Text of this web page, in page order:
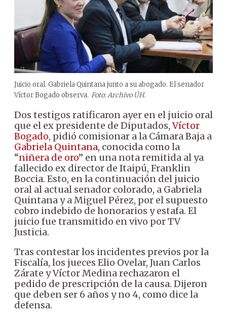
Juicio oral. Gabriela Quintana junto a su abogado. El senador
Víctor Bogado observa. Foto: Archivo ÚH.
Dos testigos ratificaron ayer en el juicio oral
que el ex presidente de Diputados,Víctor
Bogado, pidió comisionar a la Cámara Baja a
Gabriela Quintana, conocida como la
“niñera de oro” en una nota remitida al ya
fallecido ex director de Itaipú, Franklin
Boccia. Esto, en la continuación del juicio
oral al actual senador colorado, a Gabriela
Quintana y a Miguel Pérez, por el supuesto
cobro indebido de honorarios y estafa. El
juicio fue transmitido en vivo por TV
Justicia.
Tras contestar los incidentes previos por la
Fiscalía, los jueces Elio Ovelar, Juan Carlos
Zárate y Víctor Medina rechazaron el
pedido de prescripción de la causa. Dijeron
que deben ser 6 años y no 4, como dice la
defensa.